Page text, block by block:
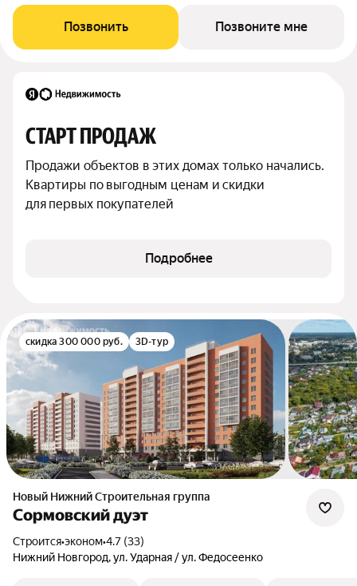
Позвонить Позвоните мне
СТАРТ ПРОДАЖ
Продажи объектов в этих домах только начались.
Квартиры по выгодным ценам и скидки
для первых покупателей
Подробнее
скидка 300 000 руб. 3D-тур
Новый Нижний Строительная группа
Сормовский дуэт
Строится•эконом•4.7 (33)
Нижний Новгород, ул. Ударная / ул. Федосеенко